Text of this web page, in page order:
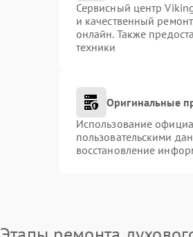
Сервисный центр
и качественный
онлайн. Также
техники
Оригинальные
Использование
пользовательскими
восстановление